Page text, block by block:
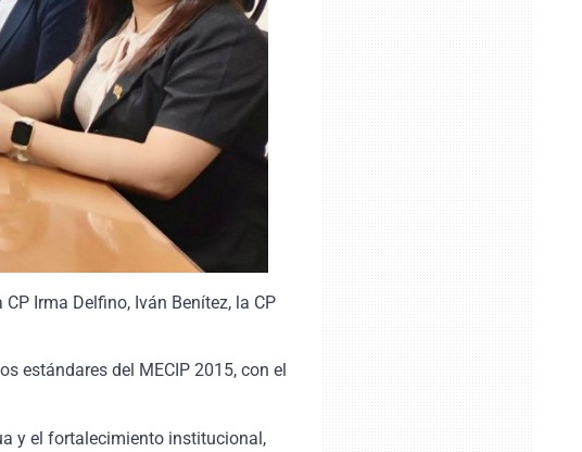
Irma Delfino, Iván Benítez, la CP
estándares del MECIP 2015, con el
y el fortalecimiento institucional,